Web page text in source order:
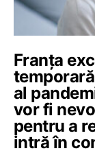
Franța
al
vor fi
pentru a
intră în